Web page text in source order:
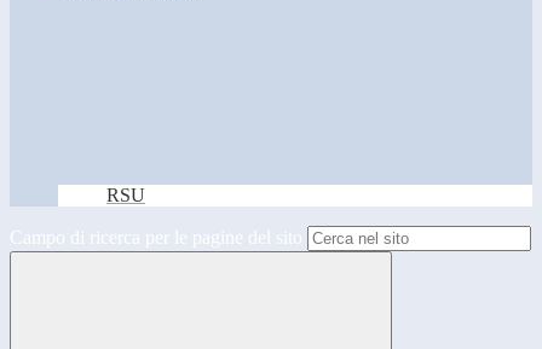
RSU
Campo di ricerca per le pagine del sito